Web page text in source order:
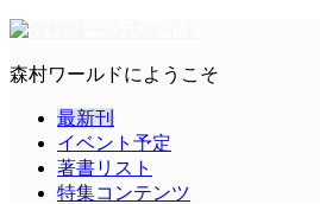
森村ワールドにようこそ
最新刊
イベント予定
著書リスト
特集コンテンツ